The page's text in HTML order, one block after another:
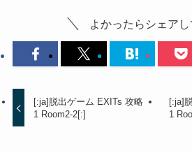
よかったらシェアし
[:ja]脱出ゲーム EXITs 攻略
1 Room2-2[:]
[:ja]
1